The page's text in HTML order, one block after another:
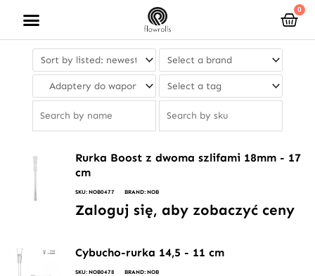
treści
0
Rurka Boost z dwoma szlifami 18mm - 17
cm
SKU: NOB0477 BRAND: NOB
Zaloguj się, aby zobaczyć ceny
Cybucho-rurka 14,5 - 11 cm
SKU: NOB0478 BRAND: NOB